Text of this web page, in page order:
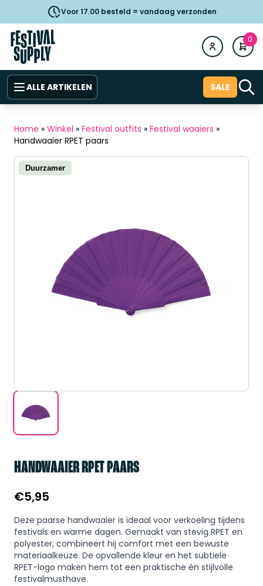
Voor 17.00 besteld = vandaag verzonden
0
ALLE ARTIKELEN SALE
Home » Winkel » Festival outfits » Festival waaiers »
Handwaaier RPET paars
Duurzamer
HANDWAAIER RPET PAARS
€5,95
Deze paarse handwaaier is ideaal voor verkoeling tijdens
festivals en warme dagen. Gemaakt van stevig RPET en
polyester, combineert hij comfort met een bewuste
materiaalkeuze. De opvallende kleur en het subtiele
RPET-logo maken hem tot een praktische én stijlvolle
festivalmusthave.